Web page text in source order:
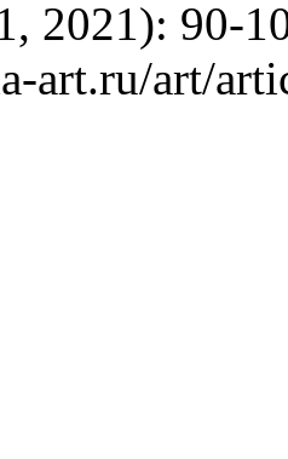
2021): 90-
art.ru/art/